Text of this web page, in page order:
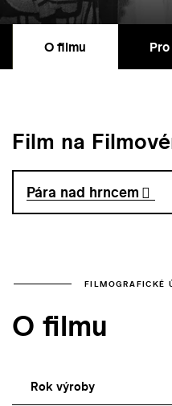
O filmu
Film na
Pára nad hrncem
FILMOGRAFICKÉ
O filmu
Rok výroby